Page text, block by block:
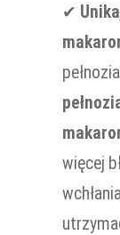
✔
więcej